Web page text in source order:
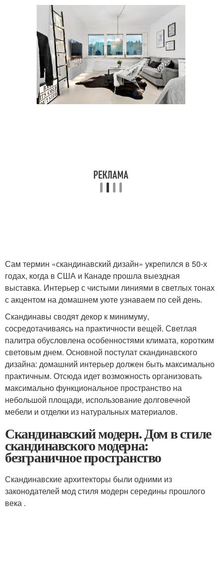
Сам термин «скандинавский дизайн» укрепился в 50-х
годах, когда в США и Канаде прошла выездная
выставка. Интерьер с чистыми линиями в светлых тонах
с акцентом на домашнем уюте узнаваем по сей день.
Скандинавы сводят декор к минимуму,
сосредотачиваясь на практичности вещей. Светлая
палитра обусловлена особенностями климата, коротким
световым днем. Основной постулат скандинавского
дизайна: домашний интерьер должен быть максимально
практичным. Отсюда идет возможность организовать
максимально функциональное пространство на
небольшой площади, использование долговечной
мебели и отделки из натуральных материалов.
Скандинавский модерн. Дом в стиле
скандинавского модерна:
безграничное пространство
Скандинавские архитекторы были одними из
законодателей мод стиля модерн середины прошлого
века .